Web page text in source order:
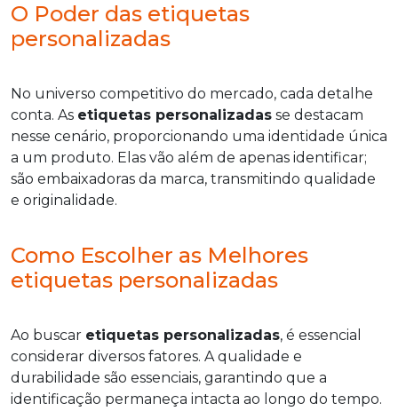
O Poder das etiquetas
personalizadas
No universo competitivo do mercado, cada detalhe
conta. As etiquetas personalizadas se destacam
nesse cenário, proporcionando uma identidade única
a um produto. Elas vão além de apenas identificar;
são embaixadoras da marca, transmitindo qualidade
e originalidade.
Como Escolher as Melhores
etiquetas personalizadas
Ao buscar etiquetas personalizadas, é essencial
considerar diversos fatores. A qualidade e
durabilidade são essenciais, garantindo que a
identificação permaneça intacta ao longo do tempo.